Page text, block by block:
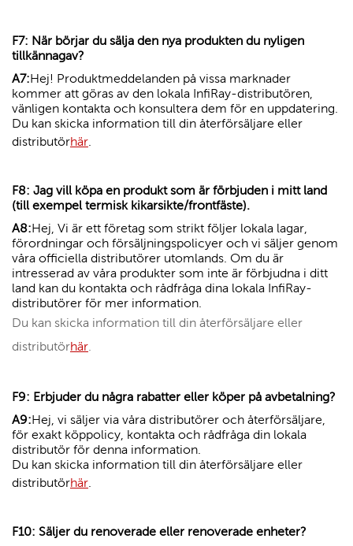
F7: När börjar du sälja den nya produkten du nyligen
tillkännagav?
A7:Hej! Produktmeddelanden på vissa marknader
kommer att göras av den lokala InfiRay-distributören,
vänligen kontakta och konsultera dem för en uppdatering.
Du kan skicka information till din återförsäljare eller
distributörhär
F8: Jag vill köpa en produkt som är förbjuden i mitt land
(till exempel termisk kikarsikte/frontfäste).
A8:Hej, Vi är ett företag som strikt följer lokala lagar,
förordningar och försäljningspolicyer och vi säljer genom
våra officiella distributörer utomlands. Om du är
intresserad av våra produkter som inte är förbjudna i ditt
land kan du kontakta och rådfråga dina lokala InfiRay-
distributörer för mer information.
Du kan skicka information till din återförsäljare eller
distributörhär
F9: Erbjuder du några rabatter eller köper på avbetalning?
A9:Hej, vi säljer via våra distributörer och återförsäljare,
för exakt köppolicy, kontakta och rådfråga din lokala
distributör för denna information.
Du kan skicka information till din återförsäljare eller
distributörhär
F10: Säljer du renoverade eller renoverade enheter?